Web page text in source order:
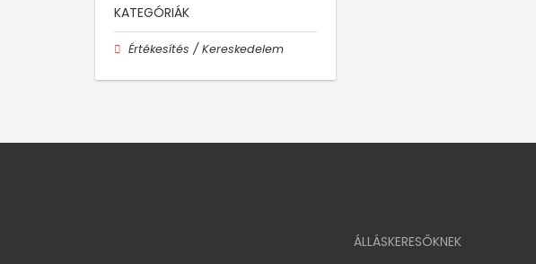
KATEGÓRIÁK
Értékesítés / Kereskedelem
ÁLLÁSKERESŐKNEK